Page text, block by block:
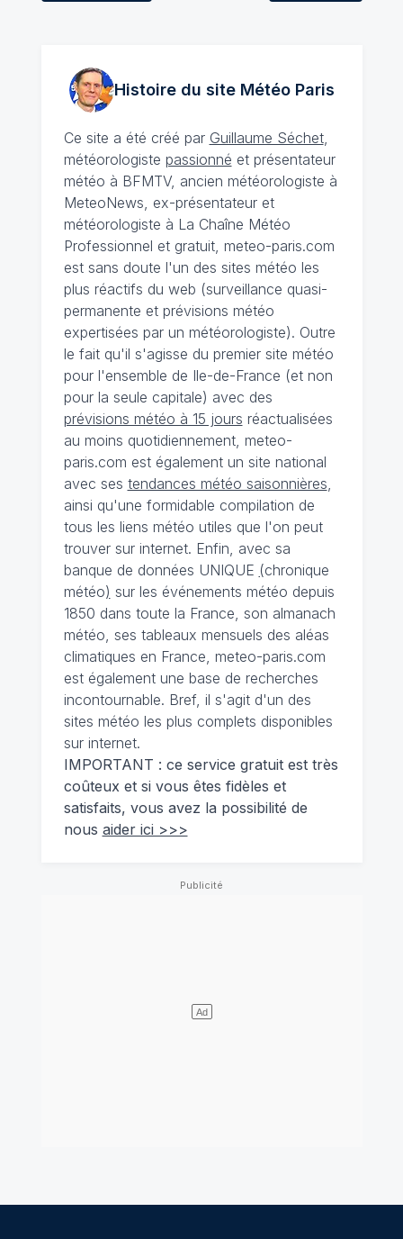
Histoire du site MétéoParis
Ce site a été créé par Guillaume Séchet,
météorologiste passionné et présentateur
météo à BFMTV, ancien météorologiste à
MeteoNews, ex-présentateur et
météorologiste à La Chaîne Météo
Professionnel et gratuit, meteo-paris.com
est sans doute l'un des sites météo les
plus réactifs du web (surveillance quasi-
permanente et prévisions météo
expertisées par un météorologiste). Outre
le fait qu'il s'agisse du premier site météo
pour l'ensemble de Ile-de-France (et non
pour la seule capitale) avec des
prévisions météo à 15 jours réactualisées
au moins quotidiennement, meteo-
paris.com est également un site national
avec ses tendances météo saisonnières
ainsi qu'une formidable compilation de
tous les liens météo utiles que l'on peut
trouver sur internet. Enfin, avec sa
banque de données UNIQUE (chronique
météo) sur les événements météo depuis
1850 dans toute la France, son almanach
météo, ses tableaux mensuels des aléas
climatiques en France, meteo-paris.com
est également une base de recherches
incontournable. Bref, il s'agit d'un des
sites météo les plus complets disponibles
sur internet.
IMPORTANT : ce service gratuit est très
coûteux et si vous êtes fidèles et
satisfaits, vous avez la possibilité de
nous aider ici >>>